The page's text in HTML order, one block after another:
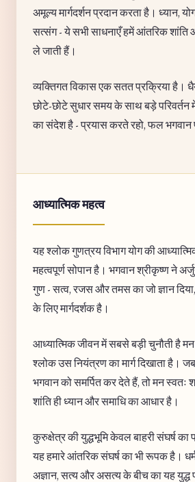
अमूल्य मार्गदर्शन प्रदान करता है। ध्यान,
सत्संग - ये सभी साधनाएँ हमें आंतरिक शांति
ले जाती हैं।
व्यक्तिगत विकास एक सतत प्रक्रिया है।
छोटे-छोटे सुधार समय के साथ बड़े परिवर्तन
का संदेश है - प्रयास करते रहो, फल भगवान
आध्यात्मिक महत्व
यह श्लोक गुणत्रय विभाग योग की
महत्वपूर्ण सोपान है। भगवान श्रीकृष्ण ने
गुण - सत्व, रजस और तमस का जो ज्ञान
के लिए मार्गदर्शक है।
आध्यात्मिक जीवन में सबसे बड़ी चुनौती है
श्लोक उस नियंत्रण का मार्ग दिखाता है।
भगवान को समर्पित कर देते हैं, तो मन स्वतः
शांति ही ध्यान और समाधि का आधार है।
कुरुक्षेत्र की युद्धभूमि केवल बाहरी संघर्ष का
यह हमारे आंतरिक संघर्ष का भी रूपक है।
अज्ञान, सत्य और असत्य के बीच का यह युद्ध